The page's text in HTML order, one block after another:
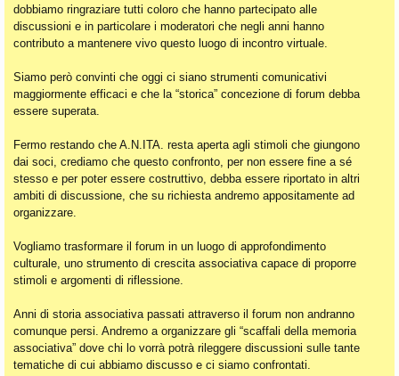
pi
di
dobbiamo ringraziare tutti coloro che hanno partecipato alle
discussioni e in particolare i moderatori che negli anni hanno
contributo a mantenere vivo questo luogo di incontro virtuale.
Siamo però convinti che oggi ci siano strumenti comunicativi
maggiormente efficaci e che la “storica” concezione di forum debba
essere superata.
Fermo restando che A.N.ITA. resta aperta agli stimoli che giungono
dai soci, crediamo che questo confronto, per non essere fine a sé
stesso e per poter essere costruttivo, debba essere riportato in altri
ambiti di discussione, che su richiesta andremo appositamente ad
organizzare.
Vogliamo trasformare il forum in un luogo di approfondimento
culturale, uno strumento di crescita associativa capace di proporre
stimoli e argomenti di riflessione.
Anni di storia associativa passati attraverso il forum non andranno
comunque persi. Andremo a organizzare gli “scaffali della memoria
associativa” dove chi lo vorrà potrà rileggere discussioni sulle tante
tematiche di cui abbiamo discusso e ci siamo confrontati.